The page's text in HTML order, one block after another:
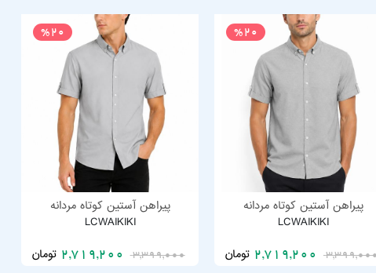
%20
پیراهن آستین کوتاه مردانه
LCWAIKIKI
تومان
%20
پیراهن آستین کوتاه مردانه
LCWAIKIKI
3,399,000
2,719,200 تومان